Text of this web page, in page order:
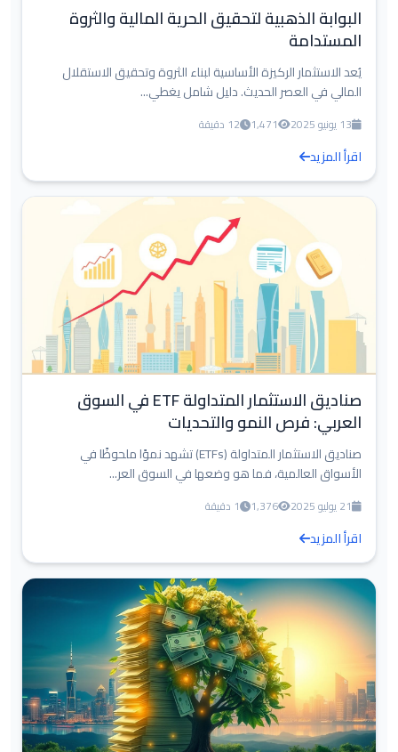
البوابة الذهبية لتحقيق الحرية المالية والثروة
المستدامة
يُعد الاستثمار الركيزة الأساسية لبناء الثروة وتحقيق الاستقلال
المالي في العصر الحديث. دليل شامل يغطي...
13 يونيو 2025 1,471 12 دقيقة
اقرأ المزيد
صناديق الاستثمار المتداولة ETF في السوق
العربي: فرص النمو والتحديات
صناديق الاستثمار المتداولة (ETFs) تشهد نموًا ملحوظًا في
الأسواق العالمية، فما هو وضعها في السوق العر...
21 يوليو 2025 1,376 1 دقيقة
اقرأ المزيد